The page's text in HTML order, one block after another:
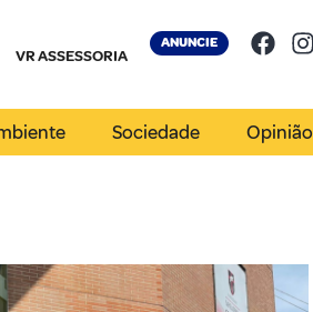
VR ASSESSORIA
ANUNCIE
Sociedade Opinião